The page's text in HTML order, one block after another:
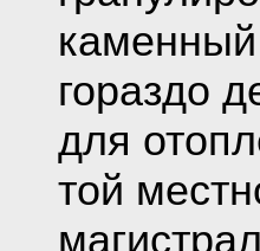
каменный
гораздо
для
той